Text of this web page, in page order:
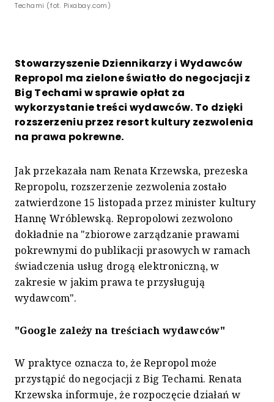
Techami (fot. Pixabay.com)
Stowarzyszenie Dziennikarzy i Wydawców
Repropol ma zielone światło do negocjacji z
Big Techami w sprawie opłat za
wykorzystanie treści wydawców. To dzięki
rozszerzeniu przez resort kultury zezwolenia
na prawa pokrewne.
Jak przekazała nam Renata Krzewska, prezeska
Repropolu, rozszerzenie zezwolenia zostało
zatwierdzone 15 listopada przez minister kultury
Hannę Wróblewską. Repropolowi zezwolono
dokładnie na "zbiorowe zarządzanie prawami
pokrewnymi do publikacji prasowych w ramach
świadczenia usług drogą elektroniczną, w
zakresie w jakim prawa te przysługują
wydawcom".
"Google zależy na treściach wydawców"
W praktyce oznacza to, że Repropol może
przystąpić do negocjacji z Big Techami. Renata
Krzewska informuje, że rozpoczęcie działań w